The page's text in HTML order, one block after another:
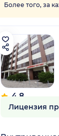
Более того, за
4.8
41 отзыв
Лицензия